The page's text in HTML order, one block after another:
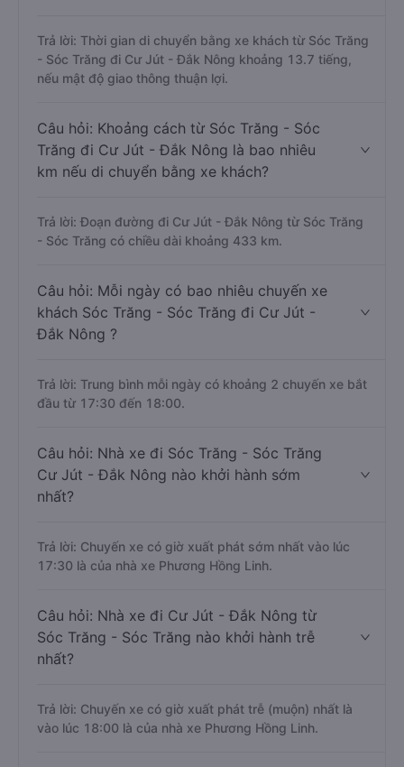
Trả lời: Thời gian di chuyển bằng xe khách từ Sóc Trăng
- Sóc Trăng đi Cư Jút - Đắk Nông khoảng 13.7 tiếng,
nếu mật độ giao thông thuận lợi.
Câu hỏi: Khoảng cách từ Sóc Trăng - Sóc
Trăng đi Cư Jút - Đắk Nông là bao nhiêu
km nếu di chuyển bằng xe khách?
Trả lời: Đoạn đường đi Cư Jút - Đắk Nông từ Sóc Trăng
- Sóc Trăng có chiều dài khoảng 433 km.
Câu hỏi: Mỗi ngày có bao nhiêu chuyến xe
khách Sóc Trăng - Sóc Trăng đi Cư Jút -
Đắk Nông ?
Trả lời: Trung bình mỗi ngày có khoảng 2 chuyến xe bắt
đầu từ 17:30 đến 18:00.
Câu hỏi: Nhà xe đi Sóc Trăng - Sóc Trăng
Cư Jút - Đắk Nông nào khởi hành sớm
nhất?
Trả lời: Chuyến xe có giờ xuất phát sớm nhất vào lúc
17:30 là của nhà xe Phương Hồng Linh.
Câu hỏi: Nhà xe đi Cư Jút - Đắk Nông từ
Sóc Trăng - Sóc Trăng nào khởi hành trễ
nhất?
Trả lời: Chuyến xe có giờ xuất phát trễ (muộn) nhất là
vào lúc 18:00 là của nhà xe Phương Hồng Linh.